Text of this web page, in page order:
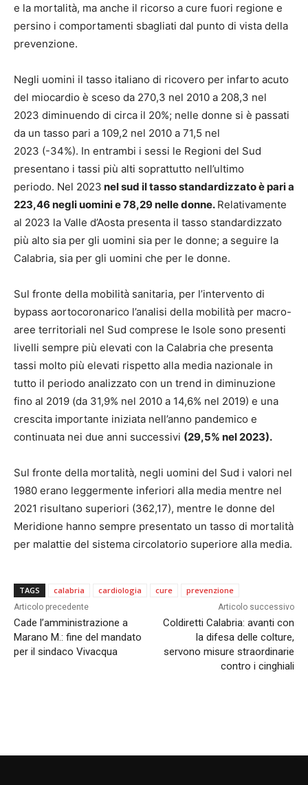
e la mortalità, ma anche il ricorso a cure fuori regione e
persino i comportamenti sbagliati dal punto di vista della
prevenzione.
Negli uomini il tasso italiano di ricovero per infarto acuto
del miocardio è sceso da 270,3 nel 2010 a 208,3 nel
2023 diminuendo di circa il 20%; nelle donne si è passati
da un tasso pari a 109,2 nel 2010 a 71,5 nel
2023 (-34%). In entrambi i sessi le Regioni del Sud
presentano i tassi più alti soprattutto nell’ultimo
periodo. Nel 2023 nel sud il tasso standardizzato è pari a
223,46 negli uomini e 78,29 nelle donne. Relativamente
al 2023 la Valle d’Aosta presenta il tasso standardizzato
più alto sia per gli uomini sia per le donne; a seguire la
Calabria, sia per gli uomini che per le donne.
Sul fronte della mobilità sanitaria, per l’intervento di
bypass aortocoronarico l’analisi della mobilità per macro-
aree territoriali nel Sud comprese le Isole sono presenti
livelli sempre più elevati con la Calabria che presenta
tassi molto più elevati rispetto alla media nazionale in
tutto il periodo analizzato con un trend in diminuzione
fino al 2019 (da 31,9% nel 2010 a 14,6% nel 2019) e una
crescita importante iniziata nell’anno pandemico e
continuata nei due anni successivi (29,5% nel 2023).
Sul fronte della mortalità, negli uomini del Sud i valori nel
1980 erano leggermente inferiori alla media mentre nel
2021 risultano superiori (362,17), mentre le donne del
Meridione hanno sempre presentato un tasso di mortalità
per malattie del sistema circolatorio superiore alla media.
TAGS calabria cardiologia cure prevenzione
Articolo precedente
Cade l’amministrazione a
Marano M.: fine del mandato
per il sindaco Vivacqua
Articolo successivo
Coldiretti Calabria: avanti con
la difesa delle colture,
servono misure straordinarie
contro i cinghiali